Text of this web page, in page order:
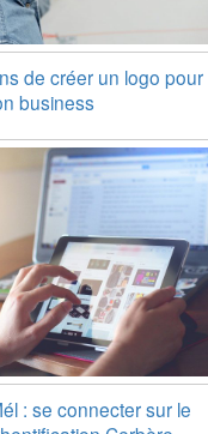
de créer un logo pour
business
: se connecter sur le